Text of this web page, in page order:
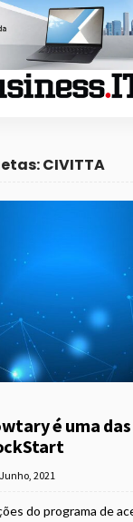
CIVITTA
é uma
2021
do programa de